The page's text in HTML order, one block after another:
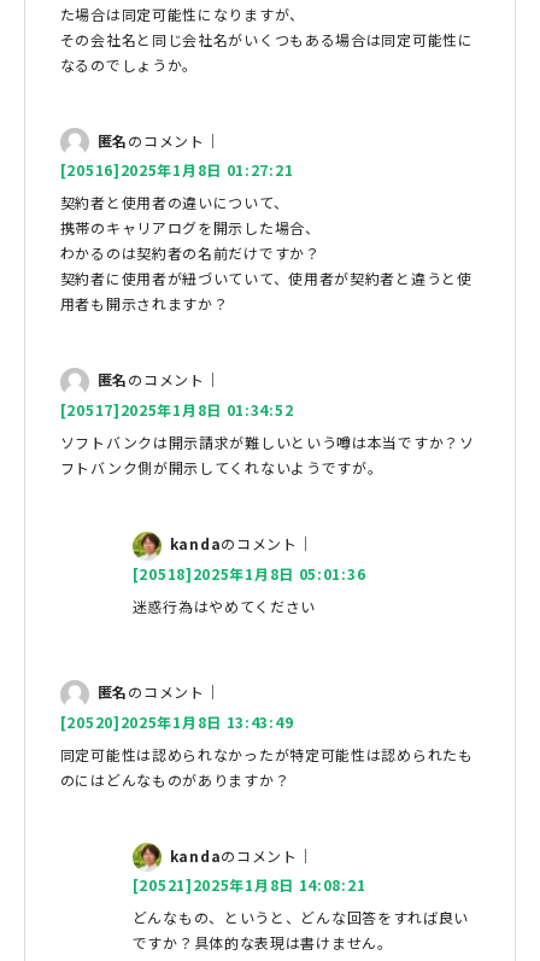
た場合は同定可能性になりますが、
その会社名と同じ会社名がいくつもある場合は同定可能性に
なるのでしょうか。
匿名のコメント｜
[20516]2025年1月8日 01:27:21
契約者と使用者の違いについて、
携帯のキャリアログを開示した場合、
わかるのは契約者の名前だけですか？
契約者に使用者が紐づいていて、使用者が契約者と違うと使
用者も開示されますか？
匿名のコメント｜
[20517]2025年1月8日 01:34:52
ソフトバンクは開示請求が難しいという噂は本当ですか？ソ
フトバンク側が開示してくれないようですが。
kandaのコメント｜
[20518]2025年1月8日 05:01:36
迷惑行為はやめてください
匿名のコメント｜
[20520]2025年1月8日 13:43:49
同定可能性は認められなかったが特定可能性は認められたも
のにはどんなものがありますか？
kandaのコメント｜
[20521]2025年1月8日 14:08:21
どんなもの、というと、どんな回答をすれば良い
ですか？具体的な表現は書けません。